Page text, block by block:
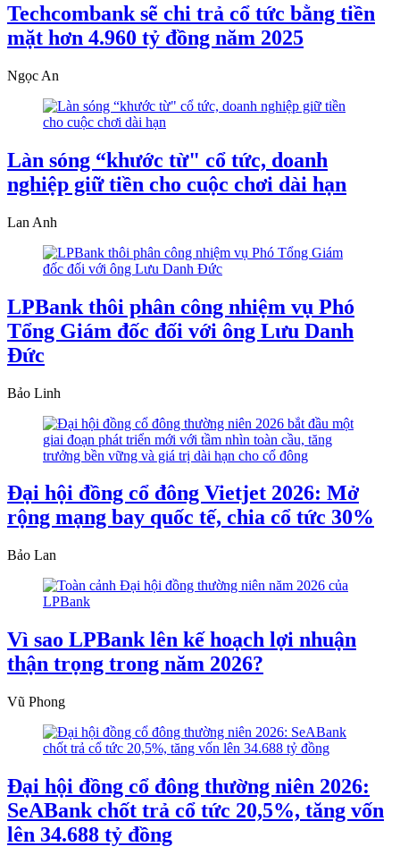
Techcombank sẽ chi trả cổ tức bằng tiền
mặt hơn 4.960 tỷ đồng năm 2025
Ngọc An
Làn sóng “khước từ" cổ tức, doanh
nghiệp giữ tiền cho cuộc chơi dài hạn
Lan Anh
LPBank thôi phân công nhiệm vụ Phó
Tổng Giám đốc đối với ông Lưu Danh
Đức
Bảo Linh
Đại hội đồng cổ đông Vietjet 2026: Mở
rộng mạng bay quốc tế, chia cổ tức 30%
Bảo Lan
Vì sao LPBank lên kế hoạch lợi nhuận
thận trọng trong năm 2026?
Vũ Phong
Đại hội đồng cổ đông thường niên 2026:
SeABank chốt trả cổ tức 20,5%, tăng vốn
lên 34.688 tỷ đồng